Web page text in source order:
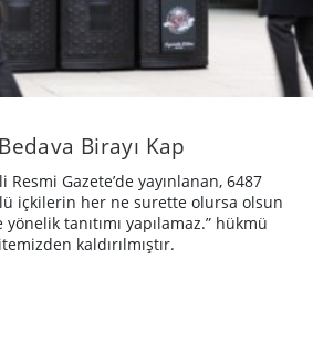
Birayı Kap
Gazete’de yayınlanan, 6487
içkilerin her ne surette olursa olsun
tanıtımı yapılamaz.” hükmü
kaldırılmıştır.